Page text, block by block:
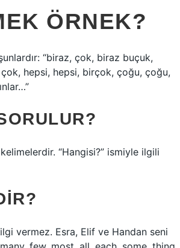
ÖRNEK?
“biraz, çok, biraz buçuk,
hepsi, hepsi, birçok, çoğu, çoğu,
“Hangisi?” ismiyle ilgili
vermez. Esra, Elif ve Handan seni